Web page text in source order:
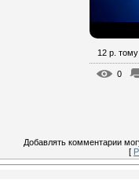
12 р. тому
0
Добавлять комментарии
[